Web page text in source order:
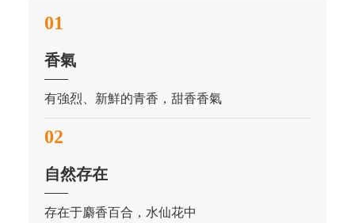
01
香氣
有強烈、新鮮的青香，甜香香氣
02
自然存在
存在于麝香百合，水仙花中